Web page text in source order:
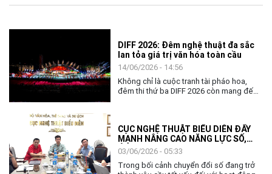
DIFF 2026: Đêm nghệ thuật đa sắc
lan tỏa giá trị văn hóa toàn cầu
14/06/2026 - 14:56
Không chỉ là cuộc tranh tài pháo hoa,
đêm thi thứ ba DIFF 2026 còn mang đến
CỤC NGHỆ THUẬT BIỂU DIỄN ĐẨY
MẠNH NÂNG CAO NĂNG LỰC SỐ,
ỨNG DỤNG AI TRONG THỰC THI
CÔNG VỤ
03/06/2026 - 05:33
Trong bối cảnh chuyển đổi số đang trở